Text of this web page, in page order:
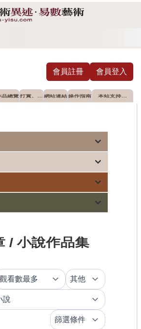
會員註冊 會員登入
品總覽 打賞、摸 網站連結 操作指南 本站支持推
/ 小說作品集